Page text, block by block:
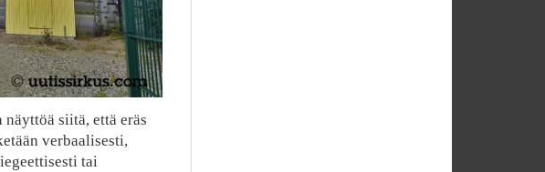
siitä, että eräs
verbaalisesti,
tai